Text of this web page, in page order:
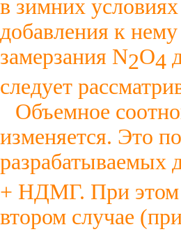
в зимних
добавления к
замерзания N2О4
следует
Объемное
изменяется. Это
разрабатываемых
+ НДМГ. При этом
втором случае